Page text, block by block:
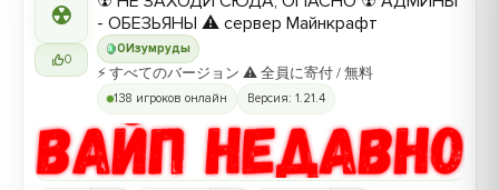
☢
0
0 Изумруды
- ОБЕЗЬЯНЫ ⚠ сервер Майнкрафт
⚡ すべてのバージョン ⚠ 全員に寄付 / 無料
138 игроков онлайн Версия: 1.21.4